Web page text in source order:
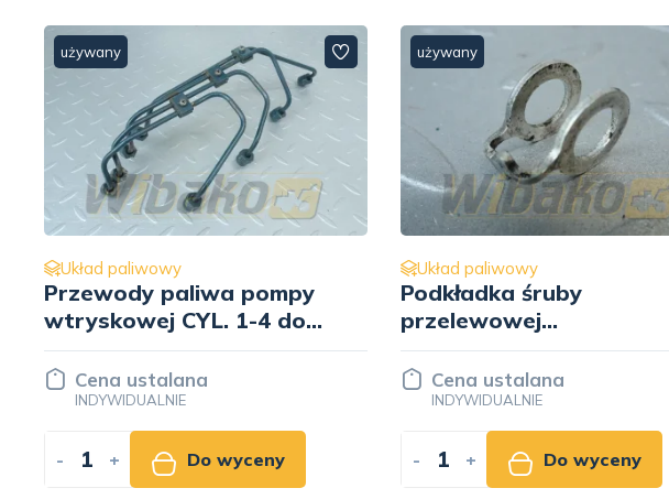
używany
Układ paliwowy
Podkładka śruby
przelewowej
wtryskiwacza Kubota
1C020-96730
Cena ustalana
INDYWIDUALNIE
- + Do wyceny
używany
Układ paliwowy
Uchwyt wtryskiwacza do
silnika Kubota V3800
1C020-53452
Cena ustalana
INDYWIDUALNIE
- + Do wyceny